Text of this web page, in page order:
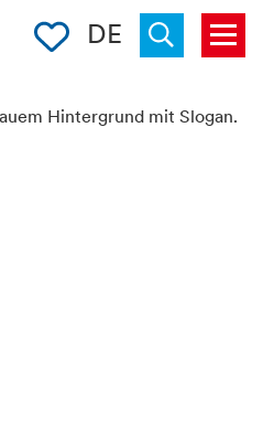
Menü
Merkliste
DE